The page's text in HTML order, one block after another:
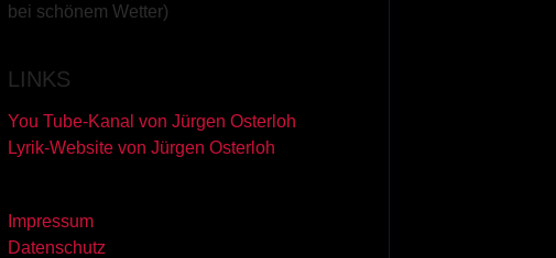
bei schönem Wetter)
LINKS
You Tube-Kanal von Jürgen Osterloh
Lyrik-Website von Jürgen Osterloh
Impressum
Datenschutz